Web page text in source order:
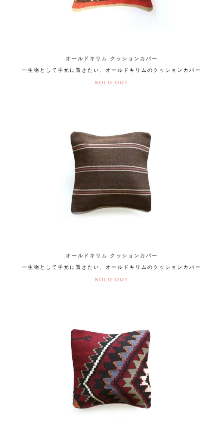
オールドキリム クッションカバー
一生物として手元に置きたい、オールドキリムのクッションカバー
SOLD OUT
オールドキリム クッションカバー
一生物として手元に置きたい、オールドキリムのクッションカバー
SOLD OUT